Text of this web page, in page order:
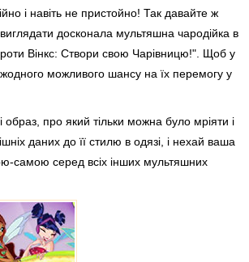
і навіть не пристойно! Так давайте ж
досконала мультяшна чародійка в
Вінкс: Створи свою Чарівницю!". Щоб у
можливого шансу на їх перемогу у
образ, про який тільки можна було мріяти і
даних до її стилю в одязі, і нехай ваша
самою серед всіх інших мультяшних